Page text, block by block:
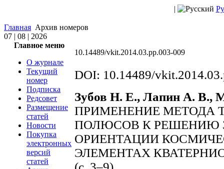
|
Главная Архив номеров
07 | 08 | 2026
Главное меню
О журнале
Текущий
номер
Подписка
Редсовет
Размещение
статей
Новости
Покупка
электронных
версий
статей
10.14489/vkit.2014.03.pp.003-009
DOI: 10.14489/
Зубов Н. Е., Лапин А. В.,
ПРИМЕНЕНИЕ МЕТОДА
ПОЛЮСОВ К РЕШЕНИЮ
ОРИЕНТАЦИИ
ЭЛЕМЕНТАХ